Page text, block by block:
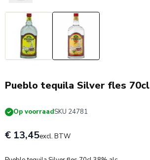
Pueblo tequila Silver fles 70cl
Op voorraadSKU 24781
€ 13,45excl. BTW